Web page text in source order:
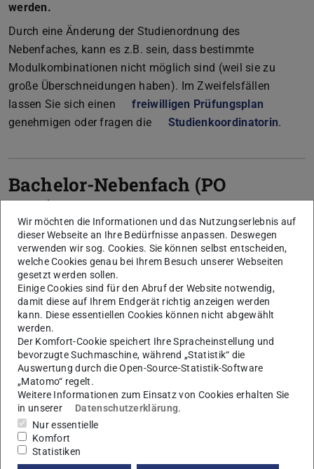
werden.
Durch eine Änderung der Studienordnung des
Nebenfaches, kann es z.B. sein, dass bestimmte
Modulkombinationen nicht möglich sind (weil sie zu
große Überschneidungen haben). Im Zweifelsfällen
lassen Sie sich einen
freiwilligen Prüfungsplan
genehmigen oder fragen die
Studienkoordinatorin.
Bachelor-Nebenfach (PO
2018)
Master-Nebenfach (PO
2018)
Master Minor Intermediate
(PO 2024)
Master Minor Basic (PO
2024)
Wir möchten die Informationen und das Nutzungserlebnis auf
dieser Webseite an Ihre Bedürfnisse anpassen. Deswegen
verwenden wir sog. Cookies. Sie können selbst entscheiden,
welche Cookies genau bei Ihrem Besuch unserer Webseiten
gesetzt werden sollen.
Einige Cookies sind für den Abruf der Website notwendig,
damit diese auf Ihrem Endgerät richtig anzeigen werden
kann. Diese essentiellen Cookies können nicht abgewählt
werden.
Der Komfort-Cookie speichert Ihre Spracheinstellung und
bevorzugte Suchmaschine, während „Statistik“ die
Auswertung durch die Open-Source-Statistik-Software
„Matomo“ regelt.
Weitere Informationen zum Einsatz von Cookies erhalten Sie
in unserer
Datenschutzerklärung.
Nur essentielle
Komfort
Statistiken